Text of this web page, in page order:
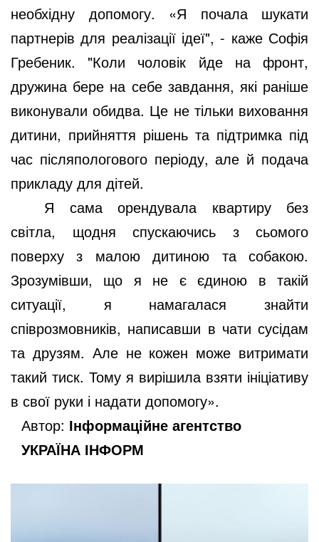
необхідну допомогу. «Я почала шукати
партнерів для реалізації ідеї", - каже Софія
Гребеник. "Коли чоловік йде на фронт,
дружина бере на себе завдання, які раніше
виконували обидва. Це не тільки виховання
дитини, прийняття рішень та підтримка під
час післяпологового періоду, але й подача
прикладу для дітей.
Я сама орендувала квартиру без
світла, щодня спускаючись з сьомого
поверху з малою дитиною та собакою.
Зрозумівши, що я не є єдиною в такій
ситуації, я намагалася знайти
співрозмовників, написавши в чати сусідам
та друзям. Але не кожен може витримати
такий тиск. Тому я вирішила взяти ініціативу
в свої руки і надати допомогу».
Автор: Інформаційне агентство
УКРАЇНА ІНФОРМ